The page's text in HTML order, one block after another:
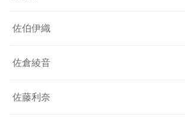
佐伯伊織
佐倉綾音
佐藤利奈